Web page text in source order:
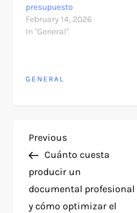
presupuesto
February 14, 2026
In "General"
GENERAL
P
o
s
Previous
Post
Previous
Cuánto cuesta
producir un
documental profesional
y cómo optimizar el